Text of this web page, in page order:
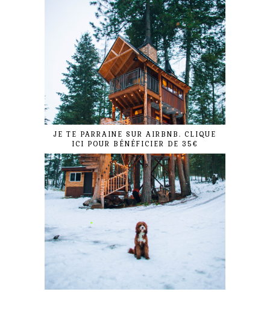
JE TE PARRAINE SUR AIRBNB. CLIQUE
ICI POUR BÉNÉFICIER DE 35€